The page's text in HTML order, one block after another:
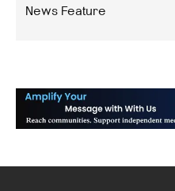
News Feature